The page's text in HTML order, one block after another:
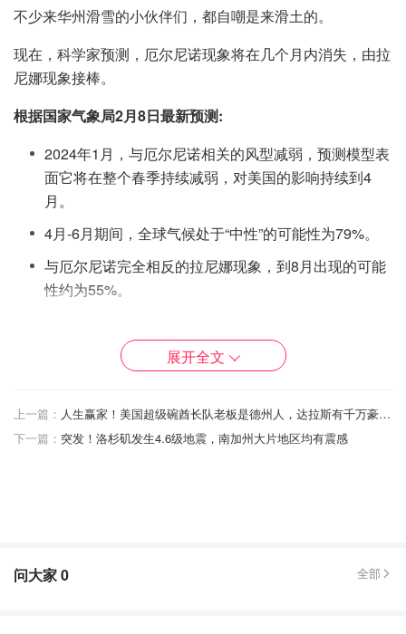
不少来华州滑雪的小伙伴们，都自嘲是来滑土的。
现在，科学家预测，厄尔尼诺现象将在几个月内消失，由拉
尼娜现象接棒。
根据国家气象局2月8日最新预测:
2024年1月，与厄尔尼诺相关的风型减弱，预测模型表
面它将在整个春季持续减弱，对美国的影响持续到4
月。
4月-6月期间，全球气候处于“中性”的可能性为79%。
与厄尔尼诺完全相反的拉尼娜现象，到8月出现的可能
性约为55%。
洋赤道沿线情况。
展开全文
上一篇：
人生赢家！美国超级碗酋长队老板是德州人，达拉斯有千万豪宅，老婆女儿都是选美皇后
下一篇： 突发！洛杉矶发生4.6级地震，南加州大片地区均有震感
问大家0 全部